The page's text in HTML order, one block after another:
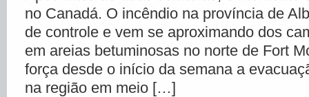
no Canadá. O incêndio na província de
de controle e vem se aproximando dos
em areias betuminosas no norte de Fort
força desde o início da semana a
na região em meio […]